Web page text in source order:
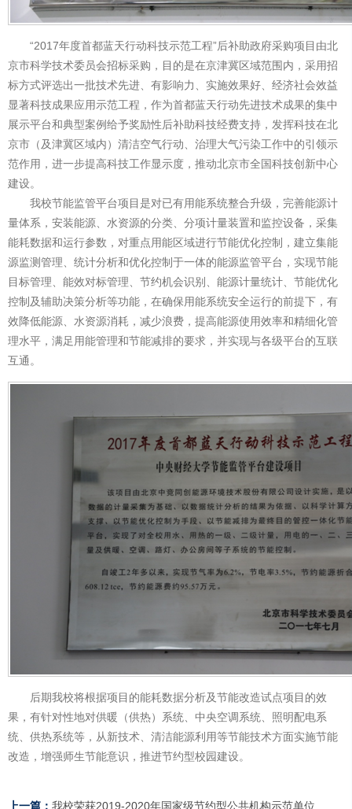
“2017年度首都蓝天行动科技示范工程”后补助政府采购项目由北
京市科学技术委员会招标采购，目的是在京津冀区域范围内，采用招
标方式评选出一批技术先进、有影响力、实施效果好、经济社会效益
显著科技成果应用示范工程，作为首都蓝天行动先进技术成果的集中
展示平台和典型案例给予奖励性后补助科技经费支持，发挥科技在北
京市（及津冀区域内）清洁空气行动、治理大气污染工作中的引领示
范作用，进一步提高科技工作显示度，推动北京市全国科技创新中心
建设。
我校节能监管平台项目是对已有用能系统整合升级，完善能源计
量体系，安装能源、水资源的分类、分项计量装置和监控设备，采集
能耗数据和运行参数，对重点用能区域进行节能优化控制，建立集能
源监测管理、统计分析和优化控制于一体的能源监管平台，实现节能
目标管理、能效对标管理、节约机会识别、能源计量统计、节能优化
控制及辅助决策分析等功能，在确保用能系统安全运行的前提下，有
效降低能源、水资源消耗，减少浪费，提高能源使用效率和精细化管
理水平，满足用能管理和节能减排的要求，并实现与各级平台的互联
互通。
后期我校将根据项目的能耗数据分析及节能改造试点项目的效
果，有针对性地对供暖（供热）系统、中央空调系统、照明配电系
统、供热系统等，从新技术、清洁能源利用等节能技术方面实施节能
改造，增强师生节能意识，推进节约型校园建设。
上一篇： 我校荣获2019-2020年国家级节约型公共机构示范单位